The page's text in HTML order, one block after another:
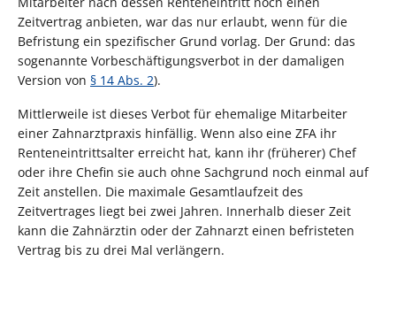
Zeitvertrag anbieten, war das nur erlaubt, wenn für die
Befristung ein spezifischer Grund vorlag. Der Grund: das
sogenannte Vorbeschäftigungsverbot in der damaligen
Version von § 14 Abs. 2).
Mittlerweile ist dieses Verbot für ehemalige Mitarbeiter
einer Zahnarztpraxis hinfällig. Wenn also eine ZFA ihr
Renteneintrittsalter erreicht hat, kann ihr (früherer) Chef
oder ihre Chefin sie auch ohne Sachgrund noch einmal auf
Zeit anstellen. Die maximale Gesamtlaufzeit des
Zeitvertrages liegt bei zwei Jahren. Innerhalb dieser Zeit
kann die Zahnärztin oder der Zahnarzt einen befristeten
Vertrag bis zu drei Mal verlängern.